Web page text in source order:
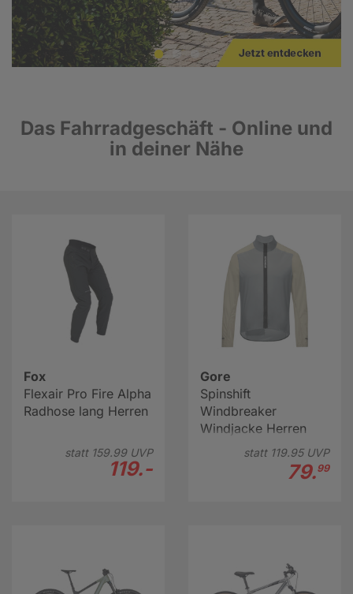
Das Fahrradgeschäft - Online und
in deiner Nähe
Fox
Flexair Pro Fire Alpha
Radhose lang Herren
statt 159.99UVP
119.-
Gore
Spinshift
Windbreaker
Windjacke Herren
statt 119.95UVP
79.99